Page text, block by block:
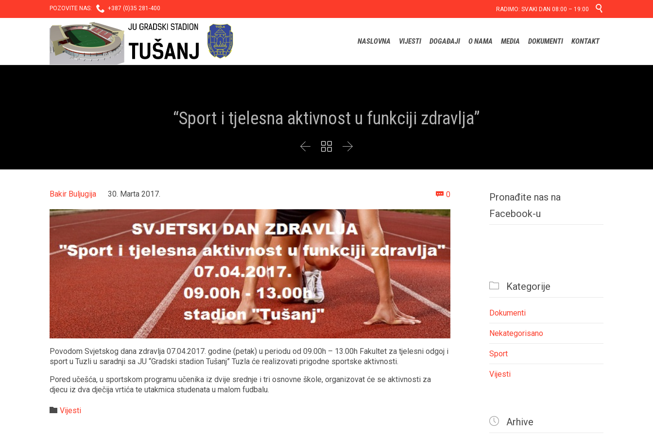
POZOVITE NAS:  +387 (0)35 281-400 RADIMO: SVAKI DAN 08:00 – 19:00 
NASLOVNA VIJESTI DOGAĐAJI O NAMA MEDIA DOKUMENTI KONTAKT
“Sport i tjelesna aktivnost u funkciji zdravlja”
  
Bakir Buljugija 30. Marta 2017.  0Comments
Povodom Svjetskog dana zdravlja 07.04.2017. godine (petak) u periodu od 09.00h – 13.00h Fakultet za tjelesni odgoj i
sport u Tuzli u saradnji sa JU “Gradski stadion Tušanj” Tuzla će realizovati prigodne sportske aktivnosti.
Pored učešća, u sportskom programu učenika iz dvije srednje i tri osnovne škole, organizovat će se aktivnosti za
djecu iz dva dječija vrtića te utakmica studenata u malom fudbalu.
 Category
Vijesti
Pronađite nas na
Facebook-u
 Kategorije
Dokumenti
Nekategorisano
Sport
Vijesti
 Arhive